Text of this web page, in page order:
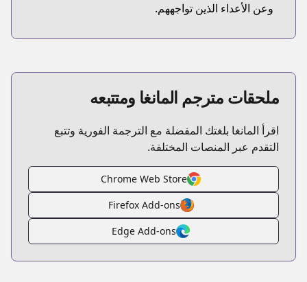
وعن الأعداء الذين تواجههم.
ملحقات مترجم المانغا ومتتبعه
اقرأ المانغا بلغتك المفضلة مع الترجمة الفورية وتتبع
التقدم عبر المنصات المختلفة.
Chrome Web Store
Firefox Add-ons
Edge Add-ons